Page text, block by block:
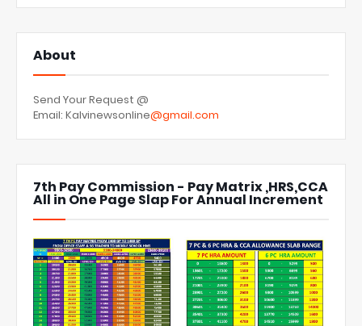
About
Send Your Request @
Email: Kalvinewsonline@gmail.com
7th Pay Commission - Pay Matrix ,HRS,CCA
All in One Page Slap For Annual Increment